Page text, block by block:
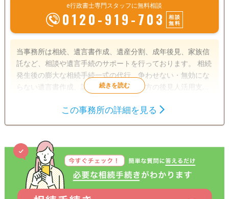
e行政書士専門スタッフに無料相談
0120-919-703
相談
無料
当事務所は相続、遺言書作成、遺産分割、成年後見、家族信
託など、相談や遺言手続のサポートを行っております。 相続
発生後の膨大な相続手続一式の代行、争わせない・無効にな
らない遺言書作成、認知症や障がい者の方の後見人活用支援
書で防げるトラブルがあります。 法律と福祉の専門知識を活
遺産分割
銀行手続き
戸籍収集 相続人調査
訪問可 土日相談可 初回相談無料 18時以降相談可
オンライン面談可 事務所面談可
この事務所の詳細を見る